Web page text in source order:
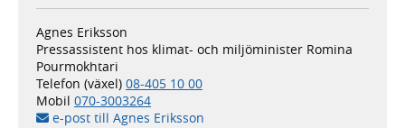
Agnes Eriksson
Pressassistent hos klimat- och miljöminister Romina
Pourmokhtari
Telefon (växel) 08-405 10 00
Mobil 070-3003264
e-post till Agnes Eriksson